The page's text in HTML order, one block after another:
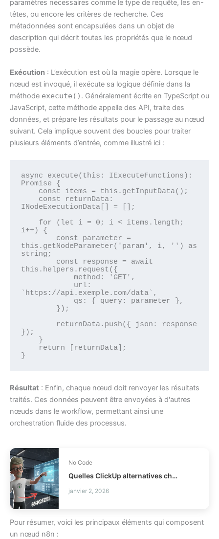
paramètres nécessaires comme le type de requête, les en-
têtes, ou encore les critères de recherche. Ces
métadonnées sont encapsulées dans un objet de
description qui décrit toutes les propriétés que le nœud
possède.
Exécution : L’exécution est où la magie opère. Lorsque le
nœud est invoqué, il exécute sa logique définie dans la
méthode execute() . Généralement écrite en TypeScript ou
JavaScript, cette méthode appelle des API, traite des
données, et prépare les résultats pour le passage au nœud
suivant. Cela implique souvent des boucles pour traiter
plusieurs éléments d’entrée, comme illustré ici :
async execute(this: IExecuteFunctions):
Promise {
INodeExecutionData[] = [];
i++) {
this.getNodeParameter('param', i, '') as
string;
this.helpers.request({
            method: 'GET',
`https://api.exemple.com/data`,
});
}
Résultat : Enfin, chaque nœud doit renvoyer les résultats
traités. Ces données peuvent être envoyées à d'autres
nœuds dans le workflow, permettant ainsi une
orchestration fluide des processus.
No Code
Quelles ClickUp alternatives choisir en 2026 ?
janvier 2, 2026
Pour résumer, voici les principaux éléments qui composent
un nœud n8n :